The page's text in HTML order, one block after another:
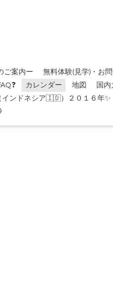
ご案内ー
無料体験(見学)・お
カレンダー 地図
国
インドネシア🇮🇩）２０１６年✨